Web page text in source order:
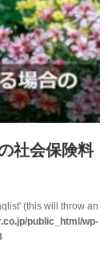
社会保険料
(this will throw an
public_html/wp-